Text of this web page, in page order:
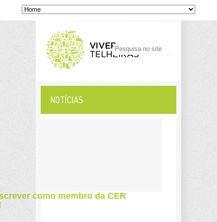
NOTÍCIAS
como membro da CER